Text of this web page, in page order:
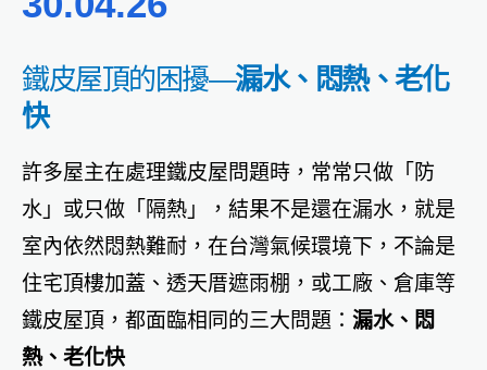
鐵皮屋頂的困擾—漏水、悶熱、老化
快
許多屋主在處理鐵皮屋問題時，常常只做「防
水」或只做「隔熱」，結果不是還在漏水，就是
室內依然悶熱難耐，在台灣氣候環境下，不論是
住宅頂樓加蓋、透天厝遮雨棚，或工廠、倉庫等
鐵皮屋頂，都面臨相同的三大問題： 漏水、悶
熱、老化快